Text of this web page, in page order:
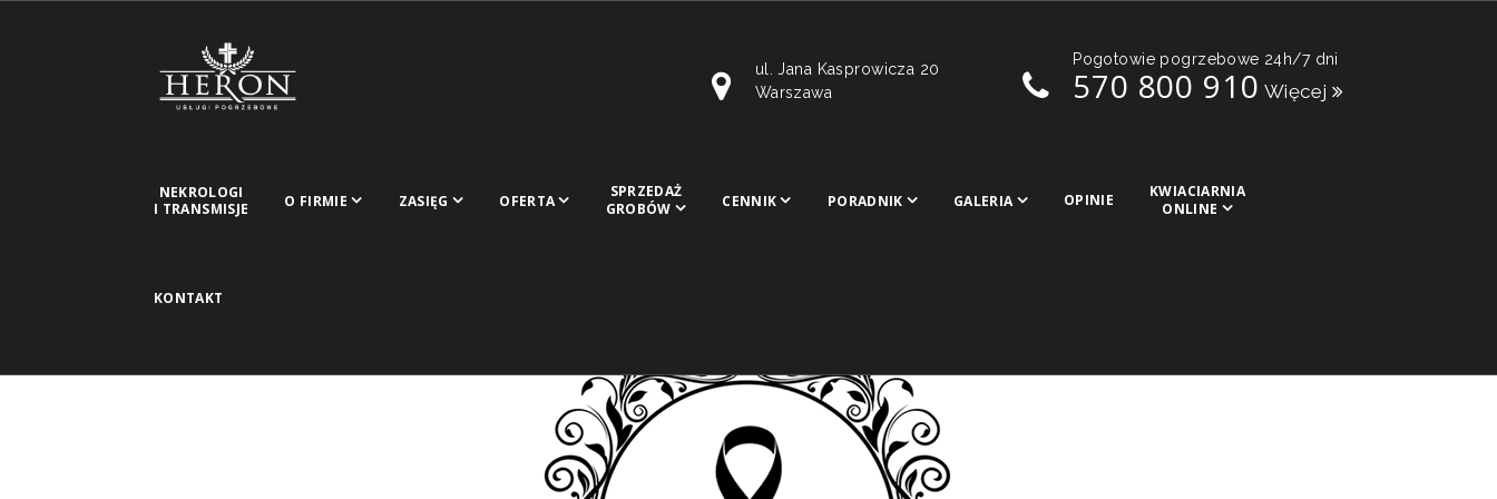
ul. Jana Kasprowicza 20
Warszawa
Pogotowie pogrzebowe 24h/7 dni
570 800 910 Więcej
NEKROLOGI
I TRANSMISJE
O FIRMIE ZASIĘG OFERTA
SPRZEDAŻ
GROBÓW
CENNIK PORADNIK GALERIA OPINIE
KWIACIARNIA
ONLINE
KONTAKT